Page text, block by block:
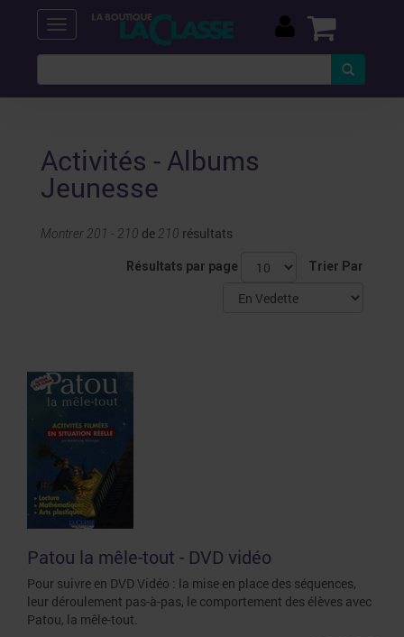
Activités - Albums
Jeunesse
Montrer 201 - 210 de 210 résultats
Résultats par page Trier Par
Patou la mêle-tout - DVD vidéo
Pour suivre en DVD Vidéo : la mise en place des séquences,
leur déroulement pas-à-pas, le comportement des élèves avec
Patou, la mêle-tout.